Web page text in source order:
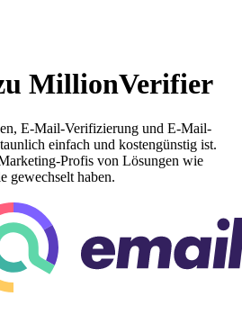
MillionVerifier
E-Mail-Verifizierung und E-Mail-
einfach und kostengünstig ist.
Profis von Lösungen wie
gewechselt haben.